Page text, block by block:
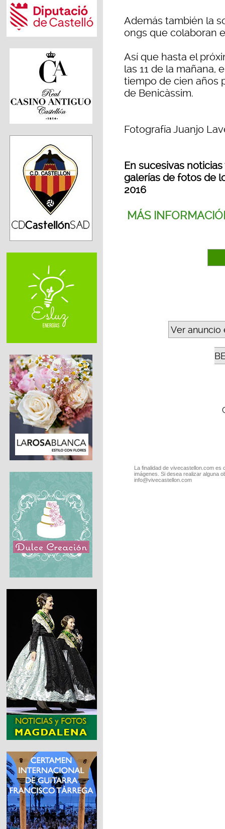
Además también la
ongs que colaboran
Así que hasta el
las 11 de la mañana,
tiempo de cien años
de Benicàssim.
Fotografía Juanjo
En sucesivas
galerías de fotos de
2016
MÁS
Ver anuncio
La finalidad de vivecastellon.com
imágenes. Si desea realizar alguna
info@vivecastellon.com